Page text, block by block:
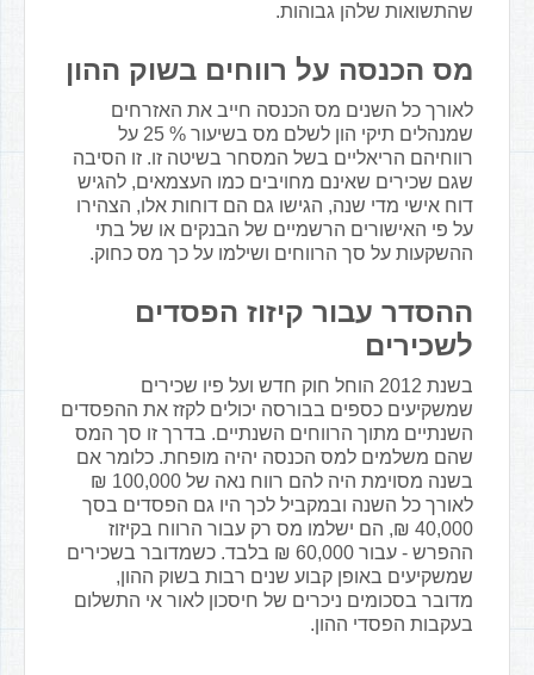
שהתשואות שלהן גבוהות.
מס הכנסה על רווחים בשוק ההון
לאורך כל השנים מס הכנסה חייב את האזרחים
שמנהלים תיקי הון לשלם מס בשיעור % 25 על
רווחיהם הריאליים בשל המסחר בשיטה זו. זו הסיבה
שגם שכירים שאינם מחויבים כמו העצמאים, להגיש
דוח אישי מדי שנה, הגישו גם הם דוחות אלו, הצהירו
על פי האישורים הרשמיים של הבנקים או של בתי
ההשקעות על סך הרווחים ושילמו על כך מס כחוק.
ההסדר עבור קיזוז הפסדים
לשכירים
בשנת 2012 הוחל חוק חדש ועל פיו שכירים
שמשקיעים כספים בבורסה יכולים לקזז את ההפסדים
השנתיים מתוך הרווחים השנתיים. בדרך זו סך המס
שהם משלמים למס הכנסה יהיה מופחת. כלומר אם
בשנה מסוימת היה להם רווח נאה של 100,000 ₪
לאורך כל השנה ובמקביל לכך היו גם הפסדים בסך
40,000 ₪, הם ישלמו מס רק עבור הרווח בקיזוז
ההפרש - עבור 60,000 ₪ בלבד. כשמדובר בשכירים
שמשקיעים באופן קבוע שנים רבות בשוק ההון,
מדובר בסכומים ניכרים של חיסכון לאור אי התשלום
בעקבות הפסדי ההון.